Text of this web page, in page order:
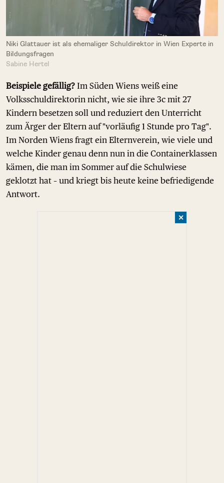
Niki Glattauer ist als ehemaliger Schuldirektor in Wien Experte in
Bildungsfragen
Sabine Hertel
Beispiele gefällig? Im Süden Wiens weiß eine
Volksschuldirektorin nicht, wie sie ihre 3c mit 27
Kindern besetzen soll und reduziert den Unterricht
zum Ärger der Eltern auf "vorläufig 1 Stunde pro Tag".
Im Norden Wiens fragt ein Elternverein, wie viele und
welche Kinder genau denn nun in die Containerklassen
kämen, die man im Sommer auf die Schulwiese
geklotzt hat – und kriegt bis heute keine befriedigende
Antwort.
✕